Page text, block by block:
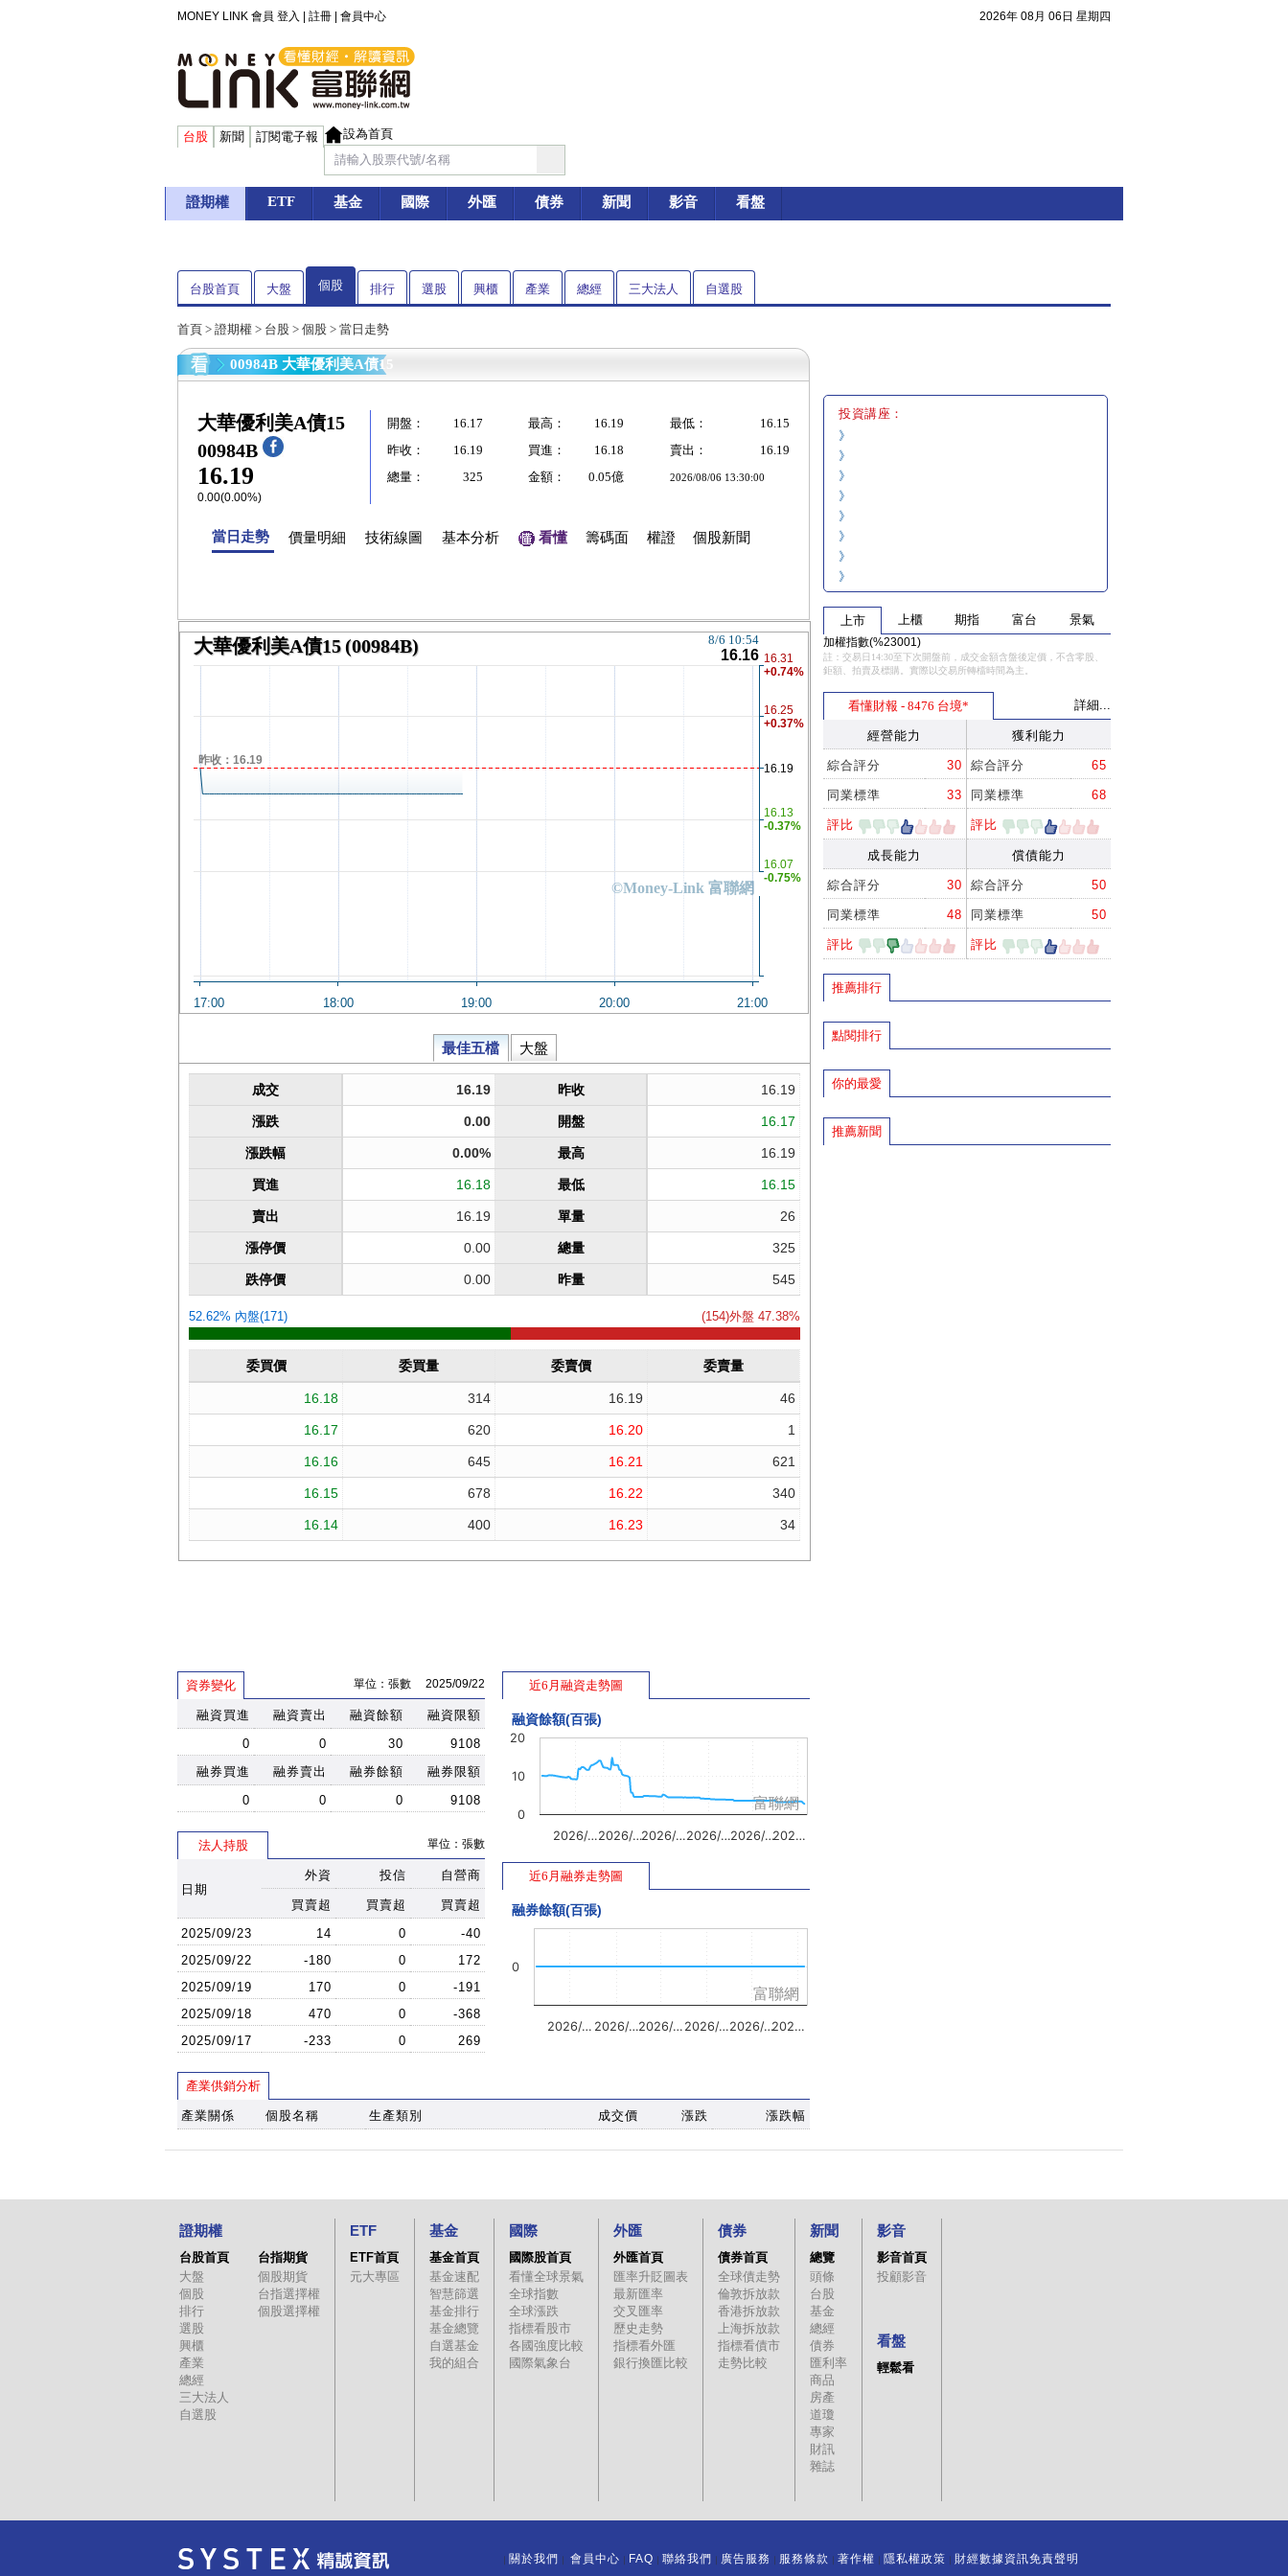
MONEY LINK 會員 登入 註冊 會員中心 2026年 08月 06日 星期四
台股 新聞 訂閱電子報 設為首頁
證期權 ETF 基金 國際 外匯 債券 新聞 影音 看盤
台股首頁 大盤 個股 排行 選股 興櫃 產業 總經 三大法人 自選股
首頁 > 證期權 > 台股 > 個股 > 當日走勢
00984B 大華優利美A債15
大華優利美A債15
00984B
16.19
0.00(0.00%)
開盤： 16.17 最高： 16.19 最低：
16.15
昨收：
16.19 買進： 16.18 賣出：
16.19
總量：
325 金額： 0.05億 2026/08/06 13:30:00
當日走勢 價量明細 技術線圖 基本分析 看懂 籌碼面 權證 個股新聞
資券變化 單位：張數 2025/09/22
融資買進 融資賣出 融資餘額
融資限額
0
0 30
9108
融券買進
融券賣出 融券餘額
融券限額
0
0 0 9108
法人持股 單位：張數
日期
外資 投信 自營商
買賣超 買賣超
買賣超
2025/09/23
14 0
-40
2025/09/22
-180 0
172
2025/09/19
170 0
-191
2025/09/18
470 0
-368
2025/09/17
-233 0 269
近6月融資走勢圖
融資餘額(百張)
2026/…2026/…2026/…2026/…2026/…202…
0
10
20
富聯網
近6月融券走勢圖
融券餘額(百張)
2026/… 2026/…2026/… 2026/…2026/…202…
0
富聯網
產業供銷分析
產業關係 個股名稱 生產類別 成交價 漲跌 漲跌幅
投資講座：
》
》
》
》
》
》
》
》
上市 上櫃 期指 富台 景氣
加權指數(%23001)
註：交易日14:30至下次開盤前，成交金額含盤後定價，不含零股、
鉅額、拍賣及標購。實際以交易所轉檔時間為主。
看懂財報 - 8476 台境* 詳細...
經營能力 獲利能力
綜合評分 30 綜合評分 65
同業標準 33 同業標準 68
評比 評比
成長能力 償債能力
綜合評分 30 綜合評分 50
同業標準 48 同業標準 50
評比 評比
推薦排行
點閱排行
你的最愛
推薦新聞
證期權
台股首頁
大盤
個股
排行
選股
興櫃
產業
總經
三大法人
自選股
台指期貨
個股期貨
台指選擇權
個股選擇權
ETF
ETF首頁
元大專區
基金
基金首頁
基金速配
智慧篩選
基金排行
基金總覽
自選基金
我的組合
國際
國際股首頁
看懂全球景氣
全球指數
全球漲跌
指標看股市
各國強度比較
國際氣象台
外匯
外匯首頁
匯率升貶圖表
最新匯率
交叉匯率
歷史走勢
指標看外匯
銀行換匯比較
債券
債券首頁
全球債走勢
倫敦拆放款
香港拆放款
上海拆放款
指標看債市
走勢比較
新聞
總覽
頭條
台股
基金
總經
債券
匯利率
商品
房產
道瓊
專家
財訊
雜誌
影音
影音首頁
投顧影音
看盤
輕鬆看
關於我們 會員中心 FAQ 聯絡我們 廣告服務 服務條款 著作權 隱私權政策 財經數據資訊免責聲明